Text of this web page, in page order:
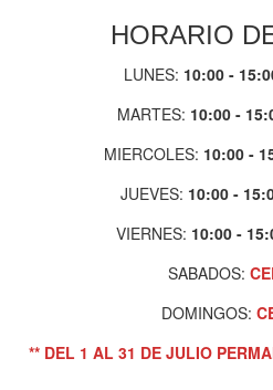
HORARIO
LUNES: 10:00 -
MARTES: 10:00 - 1
MIERCOLES: 10:00 -
JUEVES: 10:00 -
VIERNES: 10:00 -
SABADOS:
DOMINGOS:
** DEL 1 AL 31 DE JULIO